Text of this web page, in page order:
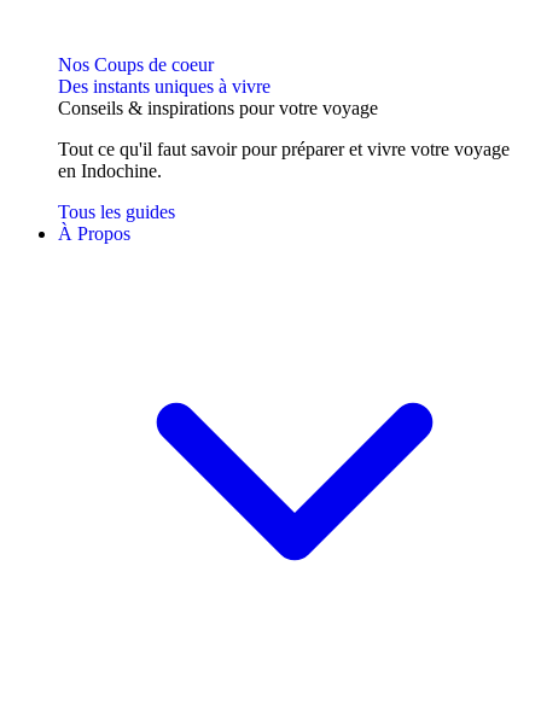
Nos Coups de coeur
Des instants uniques à vivre
Conseils & inspirations pour votre voyage
Tout ce qu'il faut savoir pour préparer et vivre votre voyage
en Indochine.
Tous les guides
À Propos